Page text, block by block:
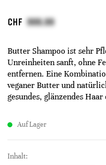
CHF
Butter Shampoo ist sehr
Unreinheiten sanft, ohne
entfernen. Eine
veganer Butter und
gesundes, glänzendes
Auf Lager
Inhalt: